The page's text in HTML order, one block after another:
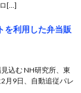
[…]
を利用した弁当販
込む NH研究所、東
月9日、自動追従パレ